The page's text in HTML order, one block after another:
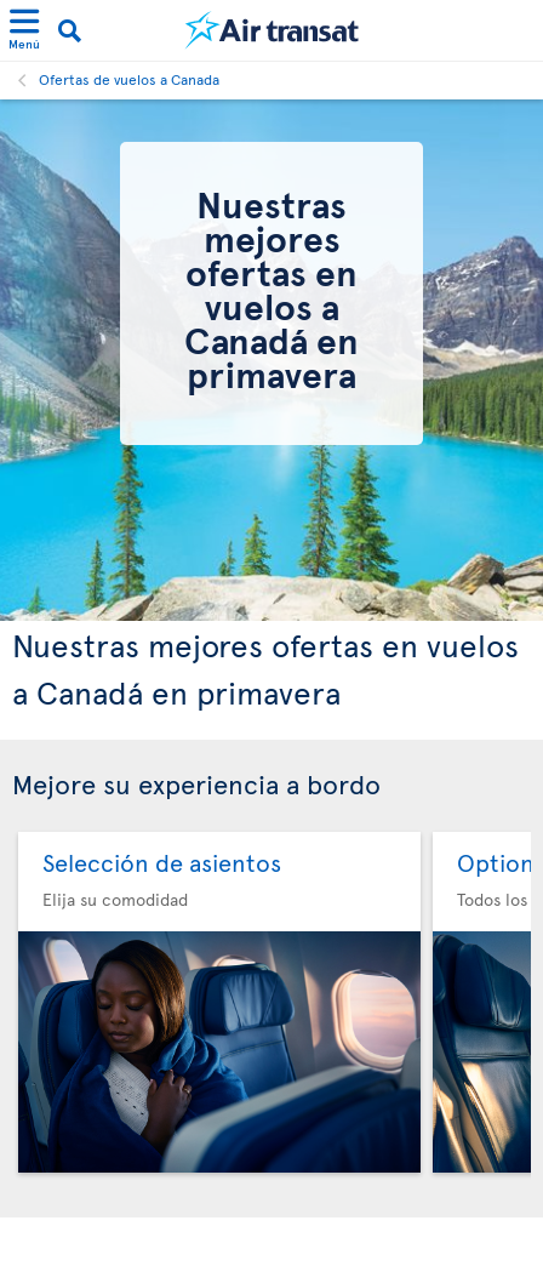
Menú
Ofertas de vuelos a Canada
Nuestras
mejores
ofertas en
vuelos a
Canadá en
primavera
Nuestras mejores ofertas en vuelos
a Canadá en primavera
Mejore su experiencia a bordo
Selección de asientos
Elija su comodidad
Option
Todos los